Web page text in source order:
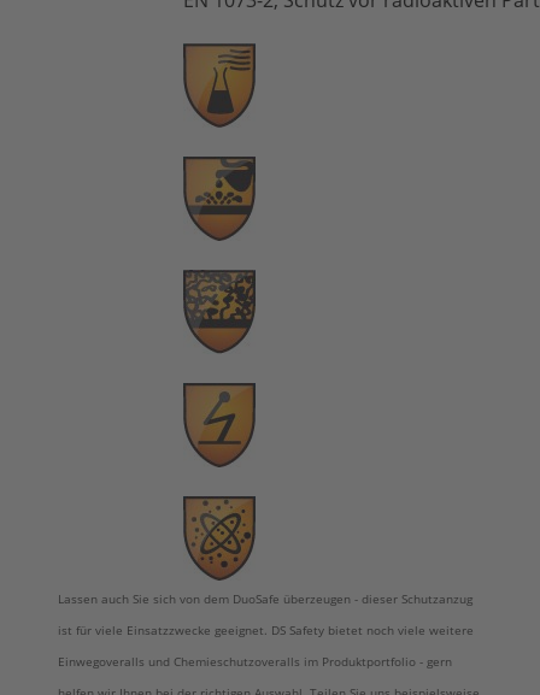
Lassen auch Sie sich von dem DuoSafe überzeugen - dieser Schutzanzug
ist für viele Einsatzzwecke geeignet. DS Safety bietet noch viele weitere
Einwegoveralls und Chemieschutzoveralls im Produktportfolio - gern